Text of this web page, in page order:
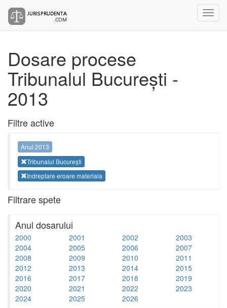
Dosare procese
Tribunalul București -
2013
Filtre active
Anul 2013
Tribunalul București
Indreptare eroare materiala
Filtrare spete
Anul dosarului
2000 2001 2002
2003
2004
2005 2006
2007
2008
2009 2010
2011
2012
2013 2014
2015
2016
2017 2018
2019
2020
2021 2022
2023
2024
2025 2026